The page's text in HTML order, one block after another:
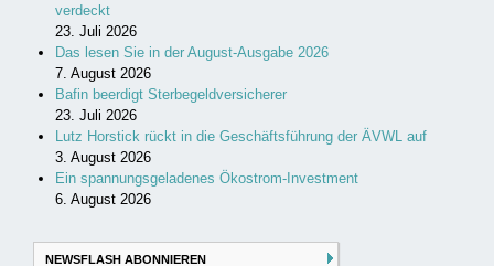
verdeckt
23. Juli 2026
Das lesen Sie in der August-Ausgabe 2026
7. August 2026
Bafin beerdigt Sterbegeldversicherer
23. Juli 2026
Lutz Horstick rückt in die Geschäftsführung der ÄVWL auf
3. August 2026
Ein spannungsgeladenes Ökostrom-Investment
6. August 2026
NEWSFLASH ABONNIEREN